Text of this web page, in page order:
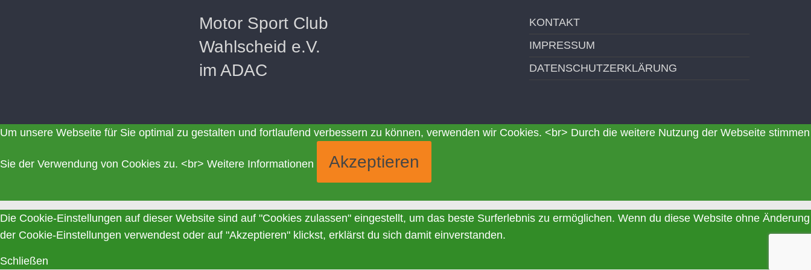
Motor Sport Club
Wahlscheid e.V.
im ADAC
KONTAKT
IMPRESSUM
DATENSCHUTZERKLÄRUNG
Um unsere Webseite für Sie optimal zu gestalten und fortlaufend verbessern zu können, verwenden wir Cookies. <br> Durch die weitere Nutzung der Webseite stimmen
Sie der Verwendung von Cookies zu. <br> Weitere Informationen Akzeptieren
Die Cookie-Einstellungen auf dieser Website sind auf "Cookies zulassen" eingestellt, um das beste Surferlebnis zu ermöglichen. Wenn du diese Website ohne Änderung
der Cookie-Einstellungen verwendest oder auf "Akzeptieren" klickst, erklärst du sich damit einverstanden.
Schließen